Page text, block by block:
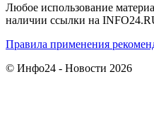
Любое использование
наличии ссылки на
Правила применения
© Инфо24 - Новости 2026